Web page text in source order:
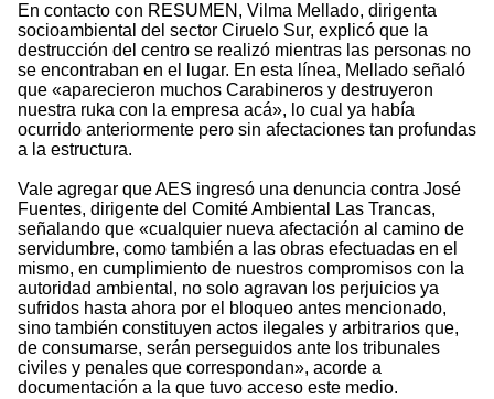
En contacto con RESUMEN, Vilma Mellado, dirigenta
socioambiental del sector Ciruelo Sur, explicó que la
destrucción del centro se realizó mientras las personas no
se encontraban en el lugar. En esta línea, Mellado señaló
que «aparecieron muchos Carabineros y destruyeron
nuestra ruka con la empresa acá», lo cual ya había
ocurrido anteriormente pero sin afectaciones tan profundas
a la estructura.
Vale agregar que AES ingresó una denuncia contra José
Fuentes, dirigente del Comité Ambiental Las Trancas,
señalando que «cualquier nueva afectación al camino de
servidumbre, como también a las obras efectuadas en el
mismo, en cumplimiento de nuestros compromisos con la
autoridad ambiental, no solo agravan los perjuicios ya
sufridos hasta ahora por el bloqueo antes mencionado,
sino también constituyen actos ilegales y arbitrarios que,
de consumarse, serán perseguidos ante los tribunales
civiles y penales que correspondan», acorde a
documentación a la que tuvo acceso este medio.